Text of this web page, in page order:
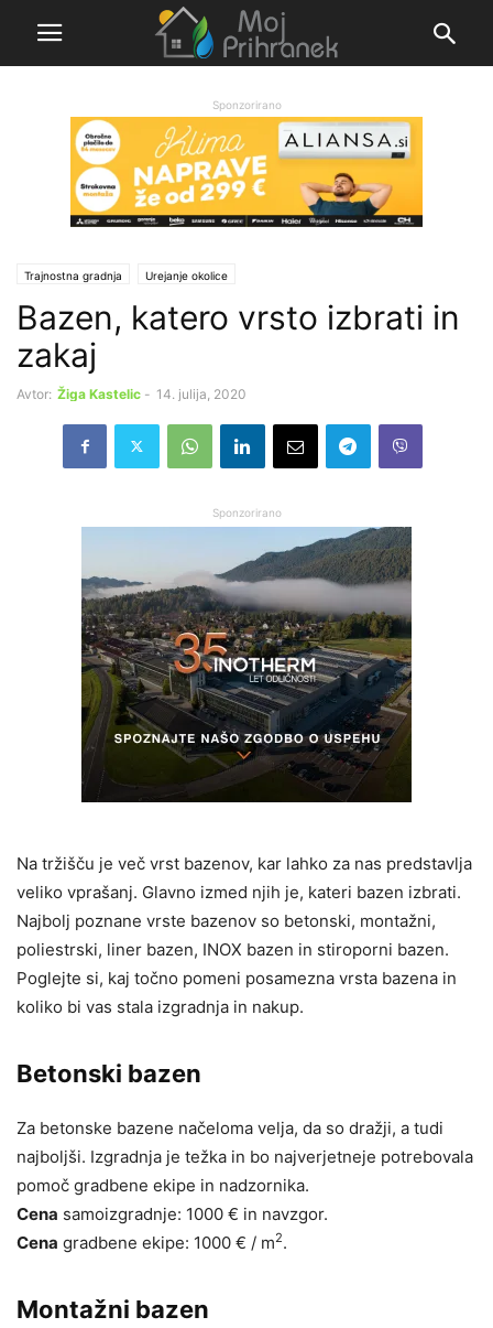
Sponzorirano
Trajnostna gradnja Urejanje okolice
Bazen, katero vrsto izbrati in
zakaj
Avtor: Žiga Kastelic - 14. julija, 2020
Sponzorirano
Na tržišču je več vrst bazenov, kar lahko za nas predstavlja
veliko vprašanj. Glavno izmed njih je, kateri bazen izbrati.
Najbolj poznane vrste bazenov so betonski, montažni,
poliestrski, liner bazen, INOX bazen in stiroporni bazen.
Poglejte si, kaj točno pomeni posamezna vrsta bazena in
koliko bi vas stala izgradnja in nakup.
Betonski bazen
Za betonske bazene načeloma velja, da so dražji, a tudi
najboljši. Izgradnja je težka in bo najverjetneje potrebovala
pomoč gradbene ekipe in nadzornika.
Cena samoizgradnje: 1000 € in navzgor.
Cena gradbene ekipe: 1000 € / m2.
Montažni bazen